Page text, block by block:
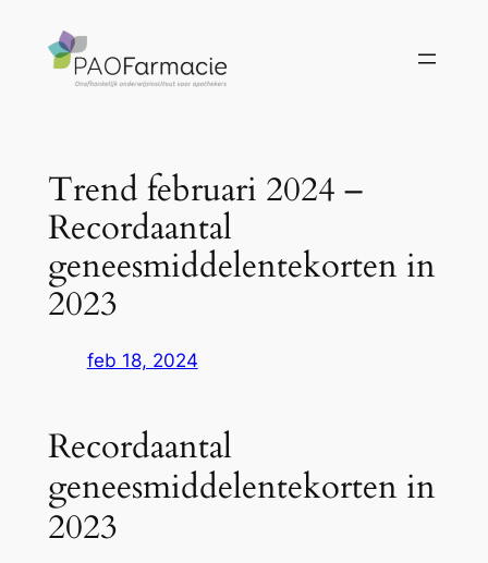
Trend februari 2024 –
Recordaantal
geneesmiddelentekorten in
2023
feb 18, 2024
Recordaantal
geneesmiddelentekorten in
2023